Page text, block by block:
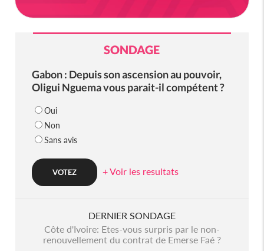
SONDAGE
Gabon : Depuis son ascension au pouvoir,
Oligui Nguema vous parait-il compétent ?
Oui
Non
Sans avis
+ Voir les resultats
DERNIER SONDAGE
Côte d'Ivoire: Etes-vous surpris par le non-
renouvellement du contrat de Emerse Faé ?